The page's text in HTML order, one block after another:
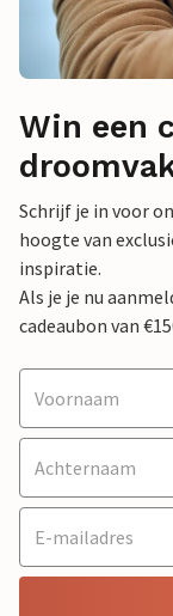
Win een
Schrijf je in voor
hoogte van
inspiratie.
Als je je nu
cadeaubon van